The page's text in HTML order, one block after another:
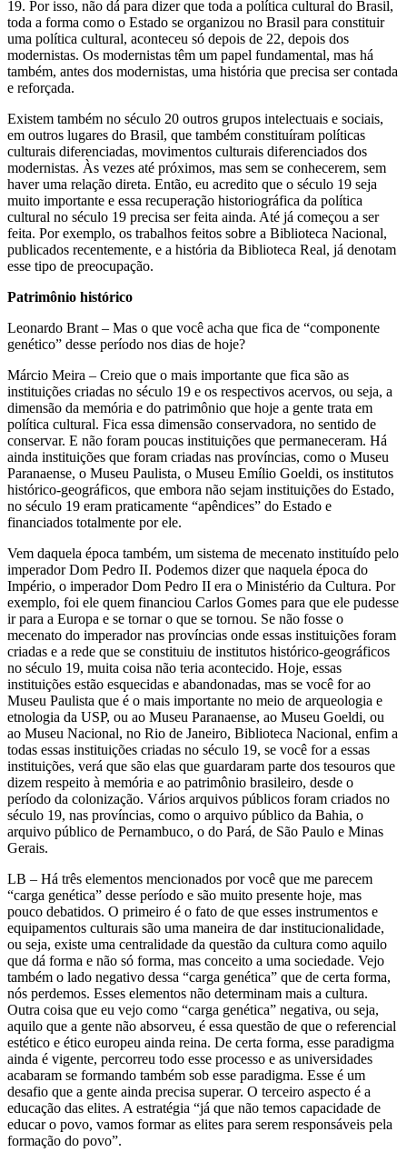
19. Por isso, não dá para dizer que toda a política cultural do Brasil,
toda a forma como o Estado se organizou no Brasil para constituir
uma política cultural, aconteceu só depois de 22, depois dos
modernistas. Os modernistas têm um papel fundamental, mas há
também, antes dos modernistas, uma história que precisa ser contada
e reforçada.
Existem também no século 20 outros grupos intelectuais e sociais,
em outros lugares do Brasil, que também constituíram políticas
culturais diferenciadas, movimentos culturais diferenciados dos
modernistas. Às vezes até próximos, mas sem se conhecerem, sem
haver uma relação direta. Então, eu acredito que o século 19 seja
muito importante e essa recuperação historiográfica da política
cultural no século 19 precisa ser feita ainda. Até já começou a ser
feita. Por exemplo, os trabalhos feitos sobre a Biblioteca Nacional,
publicados recentemente, e a história da Biblioteca Real, já denotam
esse tipo de preocupação.
Patrimônio histórico
Leonardo Brant – Mas o que você acha que fica de “componente
genético” desse período nos dias de hoje?
Márcio Meira – Creio que o mais importante que fica são as
instituições criadas no século 19 e os respectivos acervos, ou seja, a
dimensão da memória e do patrimônio que hoje a gente trata em
política cultural. Fica essa dimensão conservadora, no sentido de
conservar. E não foram poucas instituições que permaneceram. Há
ainda instituições que foram criadas nas províncias, como o Museu
Paranaense, o Museu Paulista, o Museu Emílio Goeldi, os institutos
histórico-geográficos, que embora não sejam instituições do Estado,
no século 19 eram praticamente “apêndices” do Estado e
financiados totalmente por ele.
Vem daquela época também, um sistema de mecenato instituído pelo
imperador Dom Pedro II. Podemos dizer que naquela época do
Império, o imperador Dom Pedro II era o Ministério da Cultura. Por
exemplo, foi ele quem financiou Carlos Gomes para que ele pudesse
ir para a Europa e se tornar o que se tornou. Se não fosse o
mecenato do imperador nas províncias onde essas instituições foram
criadas e a rede que se constituiu de institutos histórico-geográficos
no século 19, muita coisa não teria acontecido. Hoje, essas
instituições estão esquecidas e abandonadas, mas se você for ao
Museu Paulista que é o mais importante no meio de arqueologia e
etnologia da USP, ou ao Museu Paranaense, ao Museu Goeldi, ou
ao Museu Nacional, no Rio de Janeiro, Biblioteca Nacional, enfim a
todas essas instituições criadas no século 19, se você for a essas
instituições, verá que são elas que guardaram parte dos tesouros que
dizem respeito à memória e ao patrimônio brasileiro, desde o
período da colonização. Vários arquivos públicos foram criados no
século 19, nas províncias, como o arquivo público da Bahia, o
arquivo público de Pernambuco, o do Pará, de São Paulo e Minas
Gerais.
LB – Há três elementos mencionados por você que me parecem
“carga genética” desse período e são muito presente hoje, mas
pouco debatidos. O primeiro é o fato de que esses instrumentos e
equipamentos culturais são uma maneira de dar institucionalidade,
ou seja, existe uma centralidade da questão da cultura como aquilo
que dá forma e não só forma, mas conceito a uma sociedade. Vejo
também o lado negativo dessa “carga genética” que de certa forma,
nós perdemos. Esses elementos não determinam mais a cultura.
Outra coisa que eu vejo como “carga genética” negativa, ou seja,
aquilo que a gente não absorveu, é essa questão de que o referencial
estético e ético europeu ainda reina. De certa forma, esse paradigma
ainda é vigente, percorreu todo esse processo e as universidades
acabaram se formando também sob esse paradigma. Esse é um
desafio que a gente ainda precisa superar. O terceiro aspecto é a
educação das elites. A estratégia “já que não temos capacidade de
educar o povo, vamos formar as elites para serem responsáveis pela
formação do povo”.